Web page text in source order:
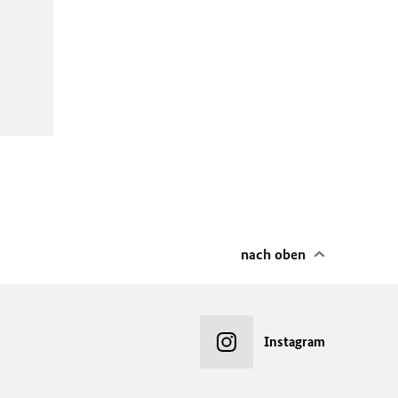
nach oben
Instagram